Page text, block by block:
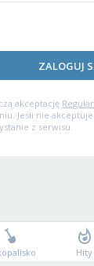
ZALOGUJ
akceptację
Jeśli nie
z serwisu.
Hity